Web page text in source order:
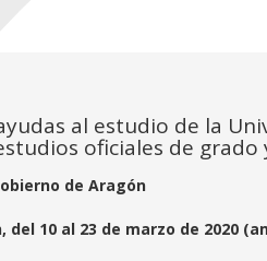
al estudio de la
oficiales de grado
de Aragón
del 10 al 23 de marzo de 2020